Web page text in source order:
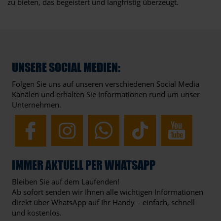
UNSERE SOCIAL MEDIEN:
Folgen Sie uns auf unseren verschiedenen Social Media
Kanälen und erhalten Sie Informationen rund um unser
Unternehmen.
IMMER AKTUELL PER WHATSAPP
Bleiben Sie auf dem Laufenden!
Ab sofort senden wir Ihnen alle wichtigen Informationen
direkt über WhatsApp auf Ihr Handy – einfach, schnell
und kostenlos.